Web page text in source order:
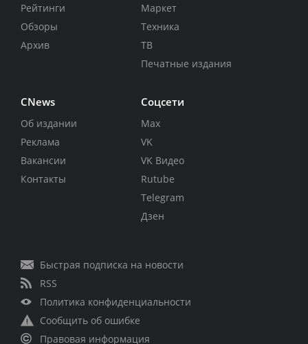
Рейтинги
Обзоры
Архив
Маркет
Техника
ТВ
Печатные издания
CNews
Об издании
Реклама
Вакансии
Контакты
Соцсети
Max
VK
VK Видео
Rutube
Telegram
Дзен
Быстрая подписка на новости
RSS
Политика конфиденциальности
Сообщить об ошибке
Правовая информация